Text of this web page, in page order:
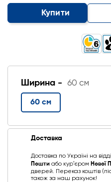
Купити
Ширина - 60 см
60 см
Доставка
Доставка по Україні на
Пошти або курʼєром Нової
дверей. Переказ коштів
також за наш рахунок!